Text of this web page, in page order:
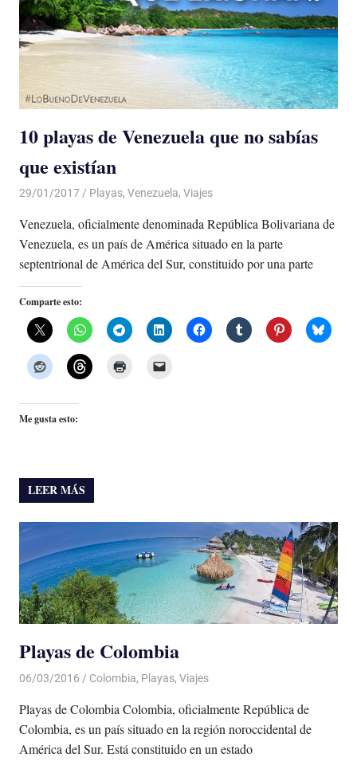
10 playas de Venezuela que no sabías
que existían
29/01/2017 Luis Castellanos
Playas, Venezuela, Viajes
Venezuela, oficialmente denominada República Bolivariana de
Venezuela, es un país de América situado en la parte
septentrional de América del Sur, constituido por una parte
Comparte esto:
Me gusta esto:
LEER MÁS
Playas de Colombia
06/03/2016 Luis Castellanos
Colombia, Playas, Viajes
Playas de Colombia Colombia, oficialmente República de
Colombia, es un país situado en la región noroccidental de
América del Sur. Está constituido en un estado